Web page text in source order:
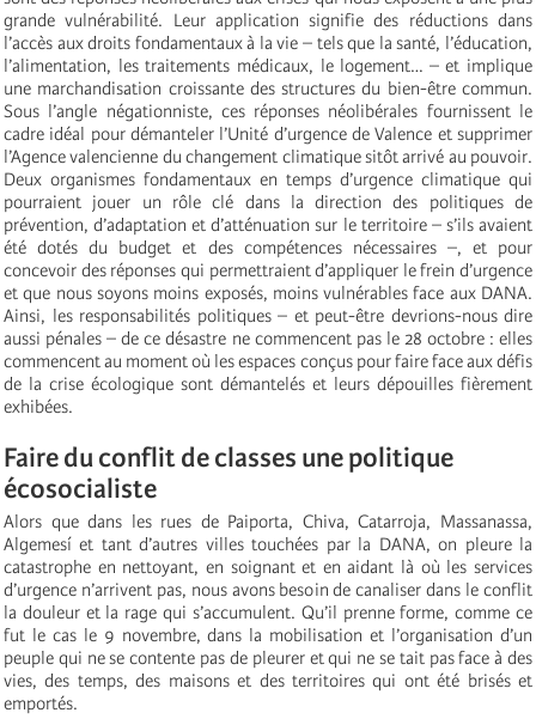
grande vulnérabilité. Leur application signifie des réductions dans
l’accès aux droits fondamentaux à la vie – tels que la santé, l’éducation,
l’alimentation, les traitements médicaux, le logement… – et implique
une marchandisation croissante des structures du bien-être commun.
Sous l’angle négationniste, ces réponses néolibérales fournissent le
cadre idéal pour démanteler l’Unité d’urgence de Valence et supprimer
l’Agence valencienne du changement climatique sitôt arrivé au pouvoir.
Deux organismes fondamentaux en temps d’urgence climatique qui
pourraient jouer un rôle clé dans la direction des politiques de
prévention, d’adaptation et d’atténuation sur le territoire – s’ils avaient
été dotés du budget et des compétences nécessaires –, et pour
concevoir des réponses qui permettraient d’appliquer le frein d’urgence
et que nous soyons moins exposés, moins vulnérables face aux DANA.
Ainsi, les responsabilités politiques – et peut-être devrions-nous dire
aussi pénales – de ce désastre ne commencent pas le 28 octobre : elles
commencent au moment où les espaces conçus pour faire face aux défis
de la crise écologique sont démantelés et leurs dépouilles fièrement
exhibées.
Faire du conflit de classes une politique
écosocialiste
Alors que dans les rues de Paiporta, Chiva, Catarroja, Massanassa,
Algemesí et tant d’autres villes touchées par la DANA, on pleure la
catastrophe en nettoyant, en soignant et en aidant là où les services
d’urgence n’arrivent pas, nous avons besoin de canaliser dans le conflit
la douleur et la rage qui s’accumulent. Qu’il prenne forme, comme ce
fut le cas le 9 novembre, dans la mobilisation et l’organisation d’un
peuple qui ne se contente pas de pleurer et qui ne se tait pas face à des
vies, des temps, des maisons et des territoires qui ont été brisés et
emportés.